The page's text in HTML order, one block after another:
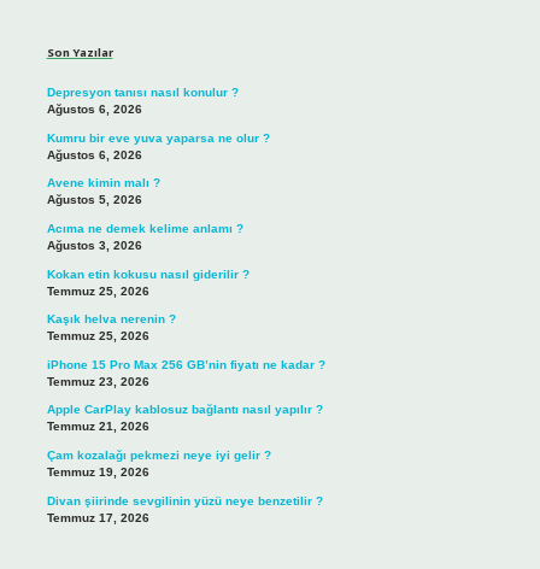
Son Yazılar
Depresyon tanısı nasıl konulur ?
Ağustos 6, 2026
Kumru bir eve yuva yaparsa ne olur ?
Ağustos 6, 2026
Avene kimin malı ?
Ağustos 5, 2026
Acıma ne demek kelime anlamı ?
Ağustos 3, 2026
Kokan etin kokusu nasıl giderilir ?
Temmuz 25, 2026
Kaşık helva nerenin ?
Temmuz 25, 2026
iPhone 15 Pro Max 256 GB’nin fiyatı ne kadar ?
Temmuz 23, 2026
Apple CarPlay kablosuz bağlantı nasıl yapılır ?
Temmuz 21, 2026
Çam kozalağı pekmezi neye iyi gelir ?
Temmuz 19, 2026
Divan şiirinde sevgilinin yüzü neye benzetilir ?
Temmuz 17, 2026